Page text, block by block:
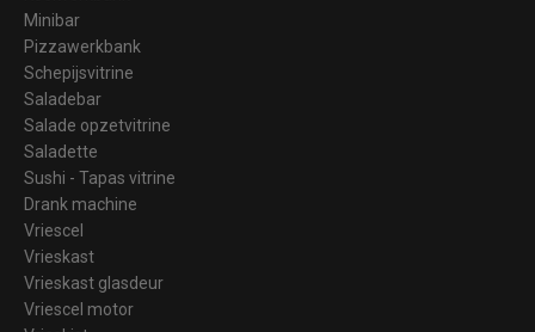
Minibar
Pizzawerkbank
Schepijsvitrine
Saladebar
Salade opzetvitrine
Saladette
Sushi - Tapas vitrine
Drank machine
Vriescel
Vrieskast
Vrieskast glasdeur
Vriescel motor